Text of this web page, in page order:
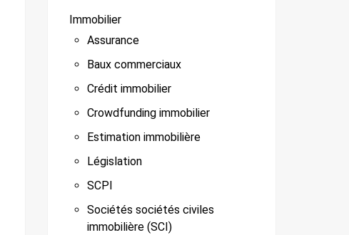
Immobilier
Assurance
Baux commerciaux
Crédit immobilier
Crowdfunding immobilier
Estimation immobilière
Législation
SCPI
Sociétés sociétés civiles
immobilière (SCI)